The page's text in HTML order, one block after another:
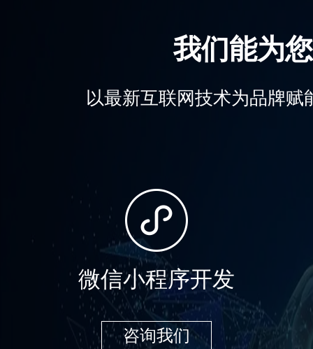
我们能为
以最新互联网技术为品牌
微信小程序开发
咨询我们